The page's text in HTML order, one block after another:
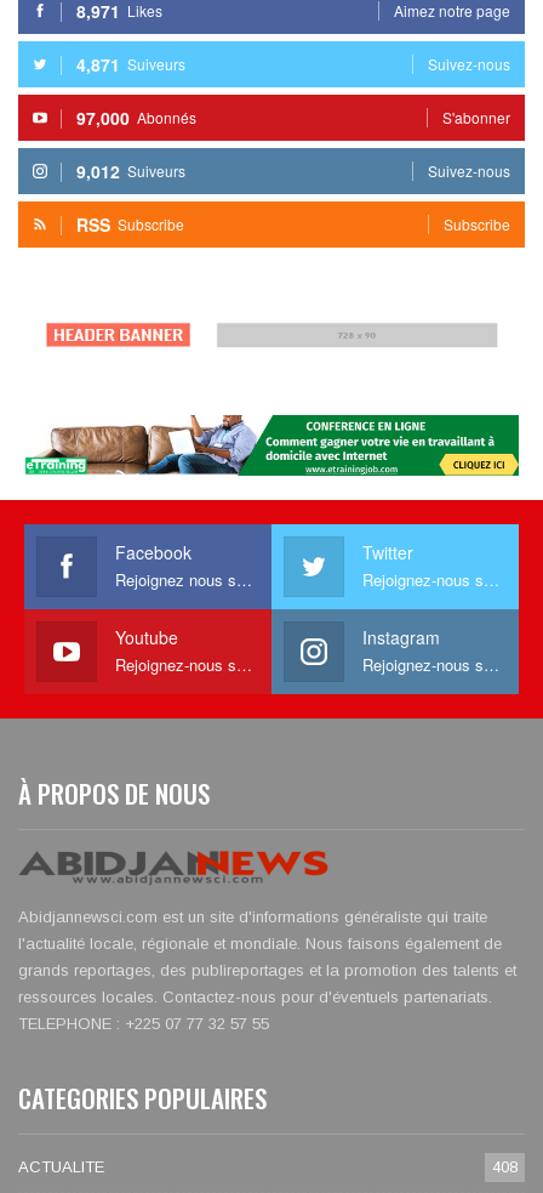
8,971 Likes Aimez notre page
4,871 Suiveurs Suivez-nous
97,000 Abonnés S'abonner
9,012 Suiveurs Suivez-nous
RSS Subscribe Subscribe
Facebook
Rejoignez nous sur facebook
Twitter
Rejoignez-nous sur Twitter
Youtube
Rejoignez-nous sur Youtube
Instagram
Rejoignez-nous sur Instagram
À PROPOS DE NOUS
Abidjannewsci.com est un site d'informations généraliste qui traite
l'actualité locale, régionale et mondiale. Nous faisons également de
grands reportages, des publireportages et la promotion des talents et
ressources locales. Contactez-nous pour d'éventuels partenariats.
TELEPHONE : +225 07 77 32 57 55
CATEGORIES POPULAIRES
ACTUALITE 408